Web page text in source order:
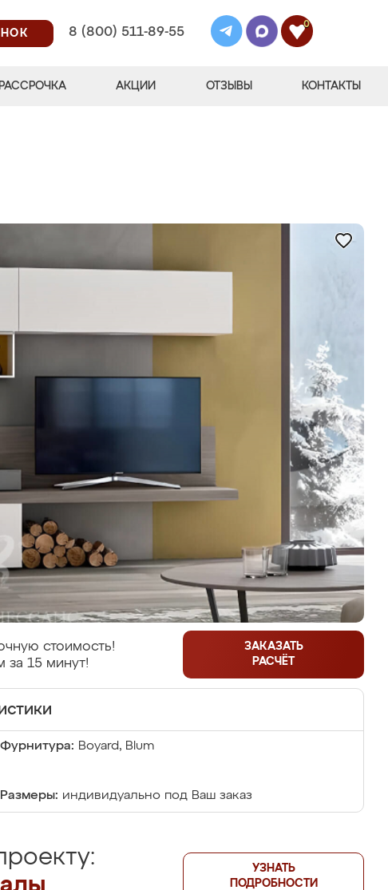
8 (800) 511-89-55
0
РАССРОЧКА АКЦИИ ОТЗЫВЫ КОНТАКТЫ
стоимость!
за 15 минут!
ЗАКАЗАТЬ
РАСЧЁТ
Фурнитура: Boyard, Blum
Размеры: индивидуально под Ваш заказ
УЗНАТЬ
ПОДРОБНОСТИ